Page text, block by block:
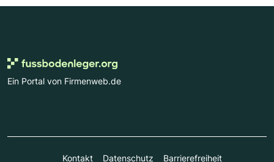
Ein Portal von Firmenweb.de
Kontakt Datenschutz Barrierefreiheit